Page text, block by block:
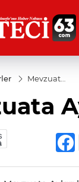
Mevzuata